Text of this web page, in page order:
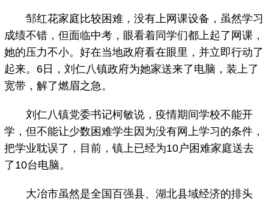
邹红花家庭比较困难，没有上网课设备，虽然学习
成绩不错，但面临中考，眼看着同学们都上起了网课，
她的压力不小。好在当地政府看在眼里，并立即行动了
起来。6日，刘仁八镇政府为她家送来了电脑，装上了
宽带，解了燃眉之急。
刘仁八镇党委书记柯敏说，疫情期间学校不能开
学，但不能让少数困难学生因为没有网上学习的条件，
把学业耽误了，目前，镇上已经为10户困难家庭送去
了10台电脑。
大冶市虽然是全国百强县、湖北县域经济的排头